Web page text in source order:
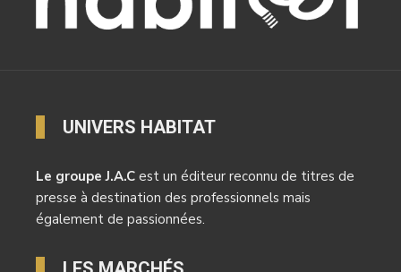
UNIVERS HABITAT
Le groupe J.A.C est un éditeur reconnu de titres de
presse à destination des professionnels mais
également de passionnées.